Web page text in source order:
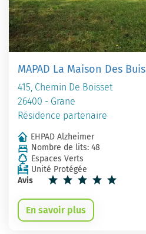
MAPAD La Maison Des Buis
415, Chemin De Boisset
26400 - Grane
Résidence partenaire
EHPAD Alzheimer
Nombre de lits: 48
Espaces Verts
Unité Protégée
Avis
En savoir plus